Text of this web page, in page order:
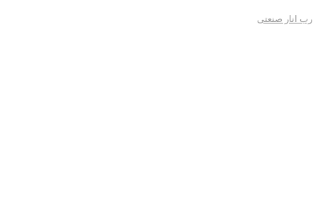
رب انار صنعتی